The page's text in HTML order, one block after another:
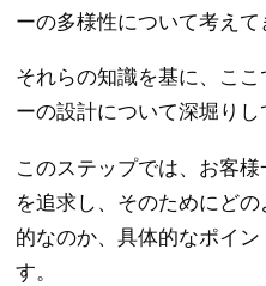
ーの多様性について考えて
それらの知識を基に、こ
ーの設計について深堀りし
このステップでは、お客
を追求し、そのためにど
的なのか、具体的なポイ
す。